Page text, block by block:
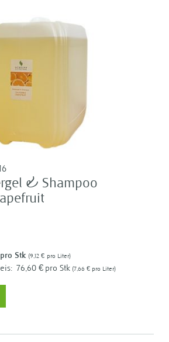
& Shampoo
pro Stk 9,12 € pro Liter
76,60 € pro Stk 7,66 € pro Liter